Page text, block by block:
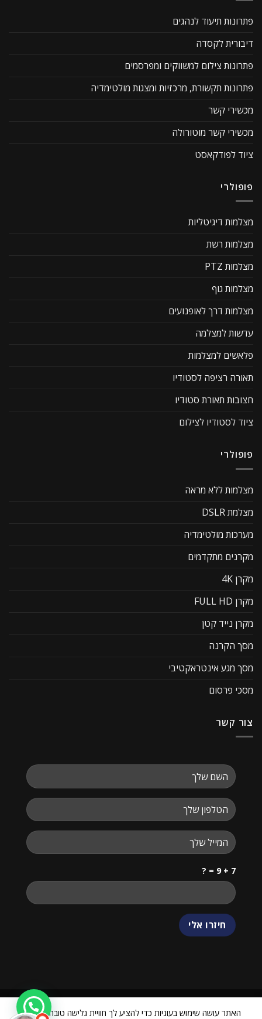
פתרונות תיעוד לנהגים
דיבורית לקסדה
פתרונות צילום למשווקים ומפרסמים
פתרונות תקשורת, מרכזיות ומצגות מולטימדיה
מכשירי קשר
מכשירי קשר מוטורולה
ציוד לפודקאסט
פופולרי
מצלמות דיגיטליות
מצלמות רשת
מצלמות PTZ
מצלמות גוף
מצלמות דרך לאופנועים
עדשות למצלמה
פלאשים למצלמות
תאורה רציפה לסטודיו
חצובות תאורת סטודיו
ציוד לסטודיו לצילום
פופולרי
מצלמות ללא מראה
מצלמת DSLR
מערכות מולטימדיה
מקרנים מתקדמים
מקרן 4K
מקרן FULL HD
מקרן נייד קטן
מסך הקרנה
מסך מגע אינטראקטיבי
מסכי פרסום
צור קשר
7 + 9 = ?
האתר עושה שימוש בעוגיות כדי להציע לך חוויית גלישה טובה יותר. על